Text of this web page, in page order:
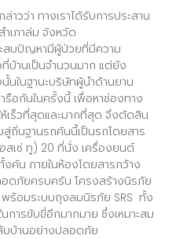
างเราได้รับการประสาน
เภาล่ม จังหวัด
สบปัญหามีผู้ป่วยที่มีความ
บ้านเป็นจำนวนมาก แต่ยัง
นในฐานะบริษัทผู้นำด้านยาน
อกันในครั้งนี้ เพื่อหาช่องทาง
เร็วที่สุดและมากที่สุด จึงตัดสิน
ถิ่นฐานรถคันนี้เป็นรถโดยสาร
สเซ่ ทู) 20 ที่นั่ง เครื่องยนต์
งคัน ภายในห้องโดยสารกว้าง
ดภัยครบครัน โครงสร้างนิรภัย
ร้อมระบบถุงลมนิรภัย SRS ทั้ง
ารขับขี่อีกมากมาย ซึ่งเหมาะสม
บบ้านอย่างปลอดภัย